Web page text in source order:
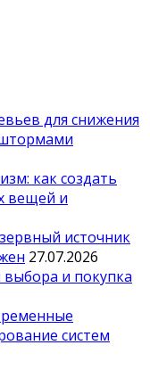
для снижения
как создать
вещей и
источник
27.07.2026
и покупка
систем